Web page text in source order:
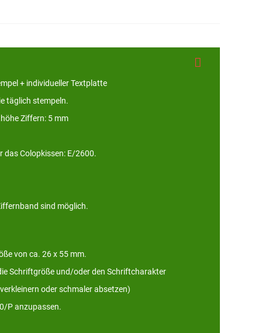
+ individueller Textplatte
täglich stempeln.
Ziffern: 5 mm
das Colopkissen: E/2600.
sind möglich.
von ca. 26 x 55 mm.
Schriftgröße und/oder den Schriftcharakter
oder schmaler absetzen)
P anzupassen.